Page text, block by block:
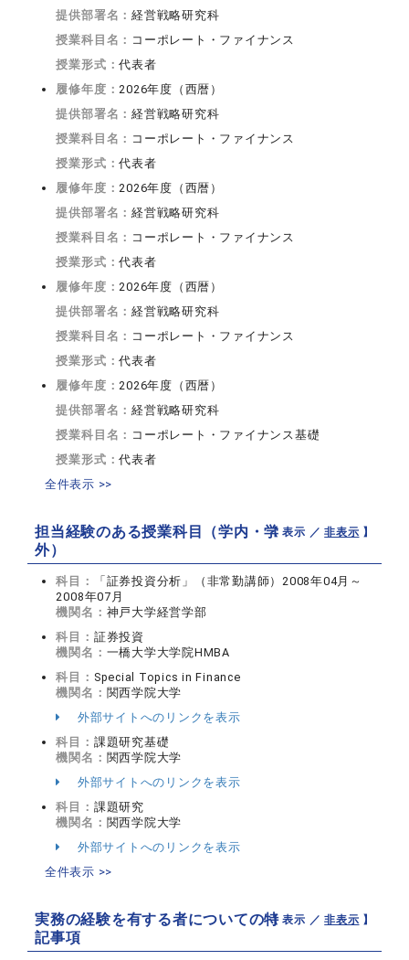
提供部署名：経営戦略研究科
授業科目名： コーポレート・ファイナンス
授業形式：代表者
履修年度： 2026年度（西暦）
提供部署名：経営戦略研究科
授業科目名： コーポレート・ファイナンス
授業形式：代表者
履修年度： 2026年度（西暦）
提供部署名：経営戦略研究科
授業科目名： コーポレート・ファイナンス
授業形式：代表者
履修年度： 2026年度（西暦）
提供部署名：経営戦略研究科
授業科目名： コーポレート・ファイナンス
授業形式：代表者
履修年度： 2026年度（西暦）
提供部署名：経営戦略研究科
授業科目名： コーポレート・ファイナンス基礎
授業形式：代表者
全件表示 >>
担当経験のある授業科目（学内・学
外）
【 表示 ／非表示 】
科目：
「証券投資分析」（非常勤講師）2008年04月～
2008年07月
機関名： 神戸大学経営学部
科目： 証券投資
機関名： 一橋大学大学院HMBA
科目： Special Topics in Finance
機関名： 関西学院大学
外部サイトへのリンクを表示
科目： 課題研究基礎
機関名： 関西学院大学
外部サイトへのリンクを表示
科目： 課題研究
機関名： 関西学院大学
外部サイトへのリンクを表示
全件表示 >>
実務の経験を有する者についての特
記事項
【 表示 ／非表示 】